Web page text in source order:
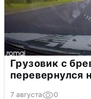
Грузовик с
перевернулся
7 августа 0